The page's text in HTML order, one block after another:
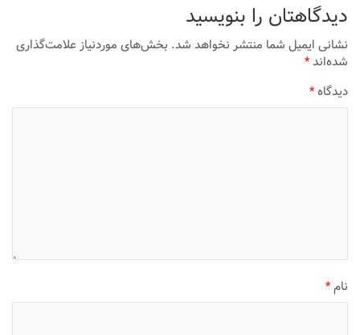
دیدگاهتان را بنویسید
نشانی ایمیل شما منتشر نخواهد شد.بخش‌های موردنیاز علامت‌گذاری
شده‌اند*
دیدگاه*
نام*